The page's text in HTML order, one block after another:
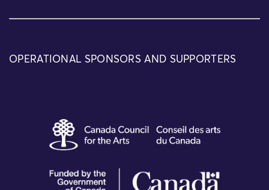
OPERATIONAL SPONSORS AND SUPPORTERS